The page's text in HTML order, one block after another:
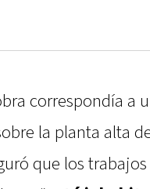
correspondía a
la planta alta
que los